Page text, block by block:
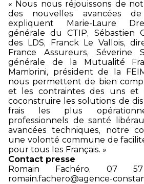
« Nous nous réjouissons de
des nouvelles avancées
expliquent Marie-Laure
générale du CTIP, Sébastien
des LDS, Franck Le Vallois,
France Assureurs, Séverine
générale de la Mutualité
Mambrini, président de la
nous permettent de bien
et les contraintes des uns et
coconstruire les solutions de
frais les plus
professionnels de santé
avancées techniques, notre
une volonté commune de
pour tous les Français. »
Contact presse
Romain Fachéro, 07
romain.fachero@agence-